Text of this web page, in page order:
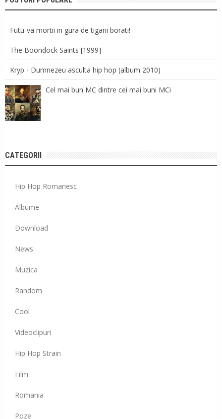
Futu-va mortii in gura de tigani borati!
The Boondock Saints [1999]
Kryp - Dumnezeu asculta hip hop (album 2010)
Cel mai bun MC dintre cei mai buni MCi
CATEGORII
Hip Hop Romanesc
Albume
Download
News
Muzica
Random
Cool
Videoclipuri
Hip Hop Strain
Film
Romania
Poze